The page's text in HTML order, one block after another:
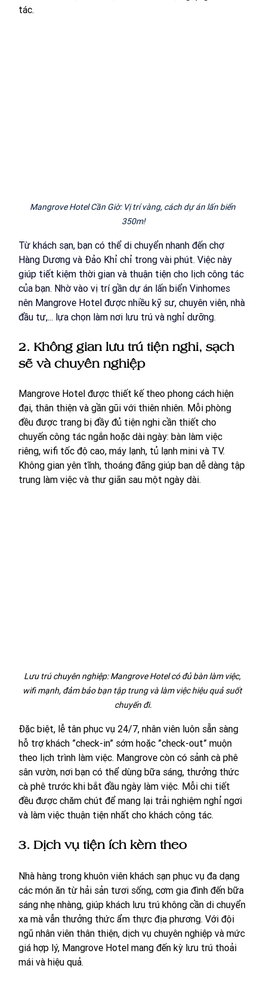
tác.
Mangrove Hotel Cần Giờ: Vị trí vàng, cách dự án lấn biển
350m!
Từ khách sạn, bạn có thể di chuyển nhanh đến chợ
Hàng Dương và Đảo Khỉ chỉ trong vài phút. Việc này
giúp tiết kiệm thời gian và thuận tiện cho lịch công tác
của bạn. Nhờ vào vị trí gần dự án lấn biển Vinhomes
nên Mangrove Hotel được nhiều kỹ sư, chuyên viên, nhà
đầu tư,... lựa chọn làm nơi lưu trú và nghỉ dưỡng.
2. Không gian lưu trú tiện nghi, sạch
sẽ và chuyên nghiệp
Mangrove Hotel được thiết kế theo phong cách hiện
đại, thân thiện và gần gũi với thiên nhiên. Mỗi phòng
đều được trang bị đầy đủ tiện nghi cần thiết cho
chuyến công tác ngắn hoặc dài ngày: bàn làm việc
riêng, wifi tốc độ cao, máy lạnh, tủ lạnh mini và TV.
Không gian yên tĩnh, thoáng đãng giúp bạn dễ dàng tập
trung làm việc và thư giãn sau một ngày dài.
Lưu trú chuyên nghiệp: Mangrove Hotel có đủ bàn làm việc,
wifi mạnh, đảm bảo bạn tập trung và làm việc hiệu quả suốt
chuyến đi.
Đặc biệt, lễ tân phục vụ 24/7, nhân viên luôn sẵn sàng
hỗ trợ khách ”check-in” sớm hoặc ”check-out” muộn
theo lịch trình làm việc. Mangrove còn có sảnh cà phê
sân vườn, nơi bạn có thể dùng bữa sáng, thưởng thức
cà phê trước khi bắt đầu ngày làm việc. Mỗi chi tiết
đều được chăm chút để mang lại trải nghiệm nghỉ ngơi
và làm việc thuận tiện nhất cho khách công tác.
3. Dịch vụ tiện ích kèm theo
Nhà hàng trong khuôn viên khách sạn phục vụ đa dạng
các món ăn từ hải sản tươi sống, cơm gia đình đến bữa
sáng nhẹ nhàng, giúp khách lưu trú không cần di chuyển
xa mà vẫn thưởng thức ẩm thực địa phương. Với đội
ngũ nhân viên thân thiện, dịch vụ chuyên nghiệp và mức
giá hợp lý, Mangrove Hotel mang đến kỳ lưu trú thoải
mái và hiệu quả.